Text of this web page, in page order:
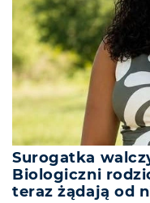
Surogatka
Biologiczni
teraz żądają od